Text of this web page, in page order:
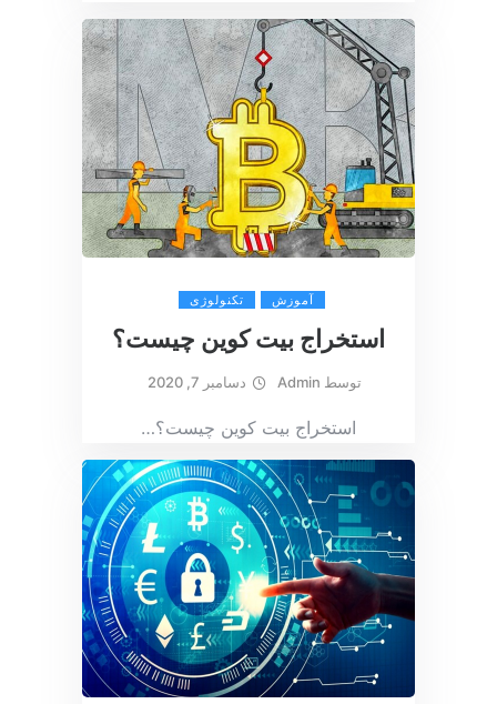
آموزش تکنولوژی
استخراج بیت کوین چیست؟
توسط Admin دسامبر 7, 2020
استخراج بیت کوین چیست؟…